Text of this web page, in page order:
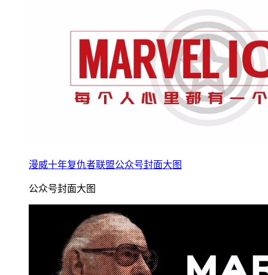
漫威十年复仇者联盟公众号封面大图
公众号封面大图